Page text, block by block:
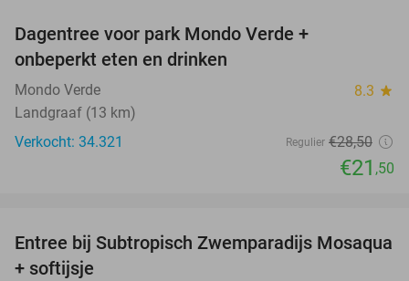
Dagentree voor park Mondo Verde +
onbeperkt eten en drinken
Mondo Verde 8.3 star
Landgraaf (13 km)
Verkocht: 34.321
Regulier €28,50
€21 ,50
25%
Entree bij Subtropisch Zwemparadijs Mosaqua
+ softijsje